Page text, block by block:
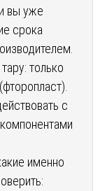
вы уже
срока
только
с
именно